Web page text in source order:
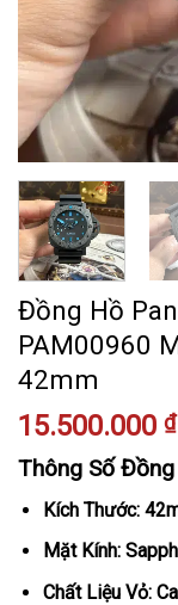
Đồng Hồ
PAM00960
42mm
15.500.000 ₫
Thông Số
Kích Thước:
Mặt Kính:
Chất Liệu Vỏ: